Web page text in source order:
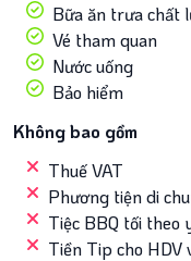
Bữa ăn trưa chất
Vé tham quan
Nước uống
Bảo hiểm
Không bao gồm
Thuế VAT
Phương tiện di
Tiệc BBQ tối theo
Tiền Tip cho HDV